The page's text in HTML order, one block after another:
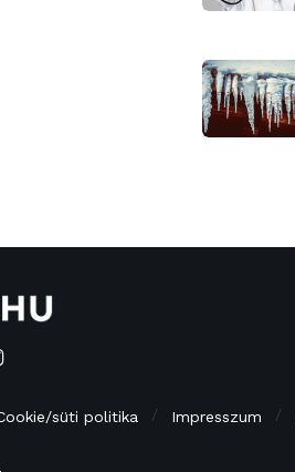
süti politika Impresszum